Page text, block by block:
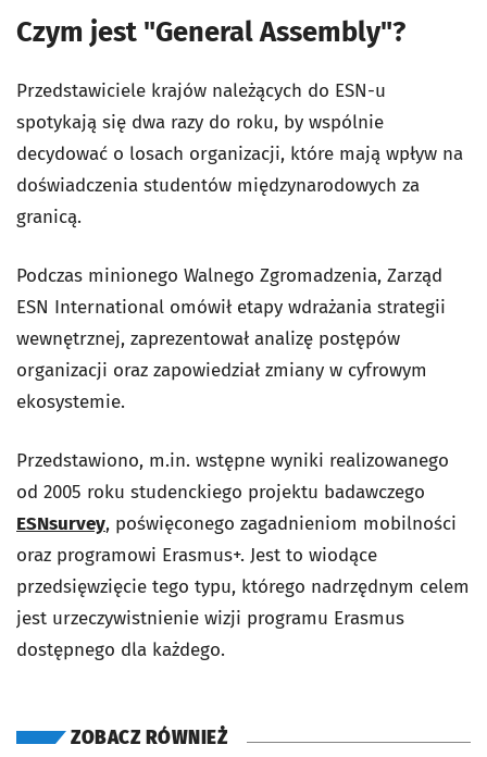
Czym jest "General Assembly"?
Przedstawiciele krajów należących do ESN-u
spotykają się dwa razy do roku, by wspólnie
decydować o losach organizacji, które mają wpływ na
doświadczenia studentów międzynarodowych za
granicą.
Podczas minionego Walnego Zgromadzenia, Zarząd
ESN International omówił etapy wdrażania strategii
wewnętrznej, zaprezentował analizę postępów
organizacji oraz zapowiedział zmiany w cyfrowym
ekosystemie.
Przedstawiono, m.in. wstępne wyniki realizowanego
od 2005 roku studenckiego projektu badawczego
ESNsurvey, poświęconego zagadnieniom mobilności
oraz programowi Erasmus+. Jest to wiodące
przedsięwzięcie tego typu, którego nadrzędnym celem
jest urzeczywistnienie wizji programu Erasmus
dostępnego dla każdego.
ZOBACZ RÓWNIEŻ